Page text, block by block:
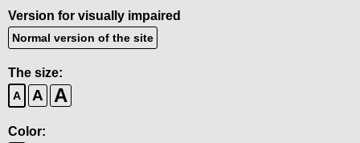
Version for visually impaired
Normal version of the site
The size:
A A A
Color: